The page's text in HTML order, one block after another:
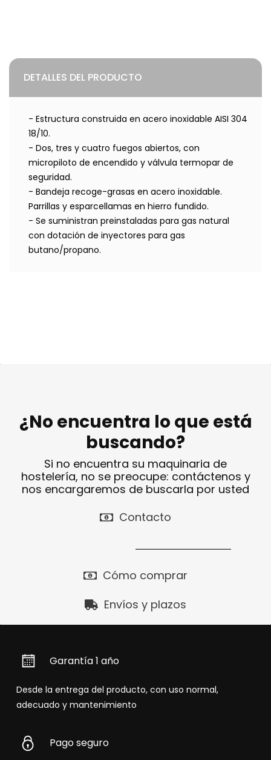
DETALLES DEL PRODUCTO
- Estructura construida en acero inoxidable AISI 304
18/10.
- Dos, tres y cuatro fuegos abiertos, con
micropiloto de encendido y válvula termopar de
seguridad.
- Bandeja recoge-grasas en acero inoxidable.
Parrillas y esparcellamas en hierro fundido.
- Se suministran preinstaladas para gas natural
con dotación de inyectores para gas
butano/propano.
¿No encuentra lo que está
buscando?
Si no encuentra su maquinaria de
hostelería, no se preocupe: contáctenos y
nos encargaremos de buscarla por usted
Contacto
Cómo comprar
Envíos y plazos
Garantía 1 año
Desde la entrega del producto, con uso normal,
adecuado y mantenimiento
Pago seguro